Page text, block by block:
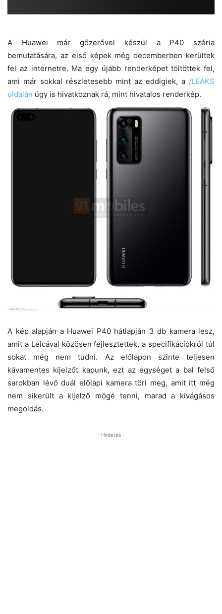
A Huawei már gőzerővel készül a P40 széria
bemutatására, az első képek még decemberben kerültek
fel az internetre. Ma egy újabb renderképet töltöttek fel,
ami már sokkal részletesebb mint az eddigiek, a /LEAKS
oldalán úgy is hivatkoznak rá, mint hivatalos renderkép.
A kép alapján a Huawei P40 hátlapján 3 db kamera lesz,
amit a Leicával közösen fejlesztettek, a specifikációkról túl
sokat még nem tudni. Az előlapon szinte teljesen
kávamentes kijelzőt kapunk, ezt az egységet a bal felső
sarokban lévő duál előlapi kamera töri meg, amit itt még
nem sikerült a kijelző mögé tenni, marad a kivágásos
megoldás.
- Hirdetés -